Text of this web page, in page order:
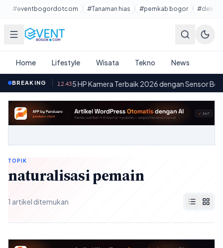
Lewati ke konten utama
#eventbogordotcom #Tanaman hias #pemkab bogor
Home Lifestyle Wisata Tekno News
BREAKING
· 12.43 5 HP Kamera Terbaik 2026 dengan Sensor Besar
TOPIK
naturalisasi pemain
1 artikel ditemukan